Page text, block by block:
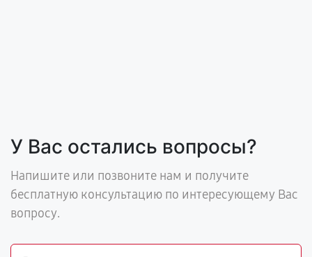
У Вас остались вопросы?
Напишите или позвоните нам и получите
бесплатную консультацию по интересующему Вас
вопросу.